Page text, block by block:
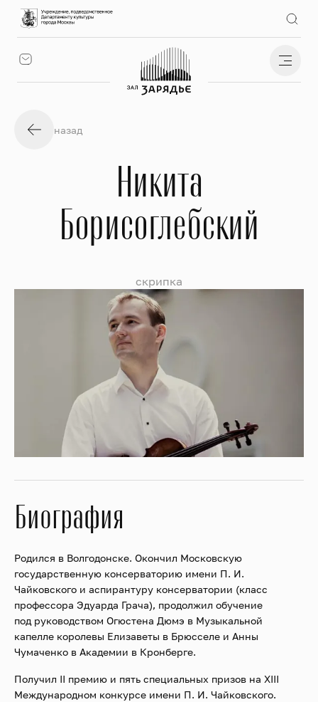
назад
Никита
Борисоглебский
скрипка
Биография
Родился в Волгодонске. Окончил Московскую
государственную консерваторию имени П. И.
Чайковского и аспирантуру консерватории (класс
профессора Эдуарда Грача), продолжил обучение
под руководством Огюстена Дюмэ в Музыкальной
капелле королевы Елизаветы в Брюсселе и Анны
Чумаченко в Академии в Кронберге.
Получил II премию и пять специальных призов на XIII
Международном конкурсе имени П. И. Чайковского.